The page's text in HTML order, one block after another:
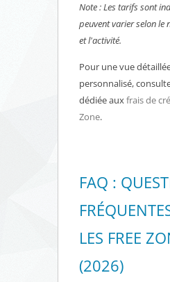
Note : Les tarifs sont
peuvent varier selon le
et l'activité.
Pour une vue
personnalisé,
dédiée auxfrais de
Zone.
FAQ :
LES FREE
(2026)